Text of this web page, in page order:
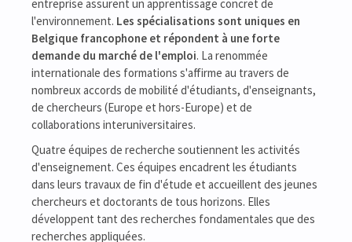
entreprise assurent un apprentissage concret de
l'environnement. Les spécialisations sont uniques en
Belgique francophone et répondent à une forte
demande du marché de l'emploi. La renommée
internationale des formations s'affirme au travers de
nombreux accords de mobilité d'étudiants, d'enseignants,
de chercheurs (Europe et hors-Europe) et de
collaborations interuniversitaires.
Quatre équipes de recherche soutiennent les activités
d'enseignement. Ces équipes encadrent les étudiants
dans leurs travaux de fin d'étude et accueillent des jeunes
chercheurs et doctorants de tous horizons. Elles
développent tant des recherches fondamentales que des
recherches appliquées.